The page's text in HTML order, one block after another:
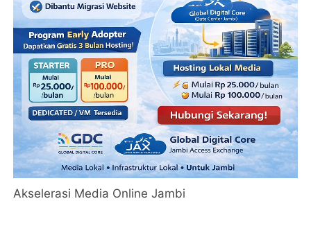
Akselerasi Media Online Jambi